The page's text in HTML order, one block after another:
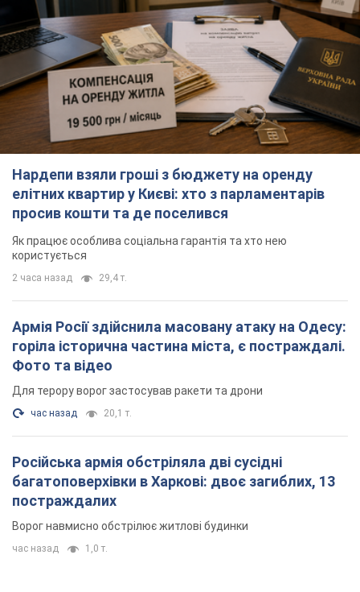
Нардепи взяли гроші з бюджету на оренду
елітних квартир у Києві: хто з парламентарів
просив кошти та де поселився
Як працює особлива соціальна гарантія та хто нею
користується
2 часа назад 29,4 т.
Армія Росії здійснила масовану атаку на Одесу:
горіла історична частина міста, є постраждалі.
Фото та відео
Для терору ворог застосував ракети та дрони
час назад 20,1 т.
Російська армія обстріляла дві сусідні
багатоповерхівки в Харкові: двоє загиблих, 13
постраждалих
Ворог навмисно обстрілює житлові будинки
час назад 1,0 т.